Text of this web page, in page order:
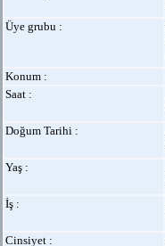
Üye grubu :
Konum :
Saat :
Doğum Tarihi :
Yaş :
İş :
Cinsiyet :